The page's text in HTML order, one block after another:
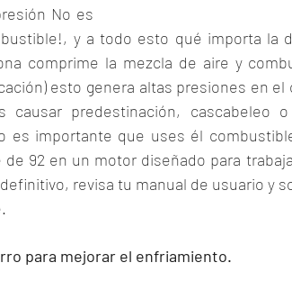
No es
y a todo esto qué importa la
comprime la mezcla de aire y
esto genera altas presiones en
causar predestinación, cascabeleo
es importante que uses él
92 en un motor diseñado para
revisa tu manual de usuario y
para mejorar el enfriamiento.